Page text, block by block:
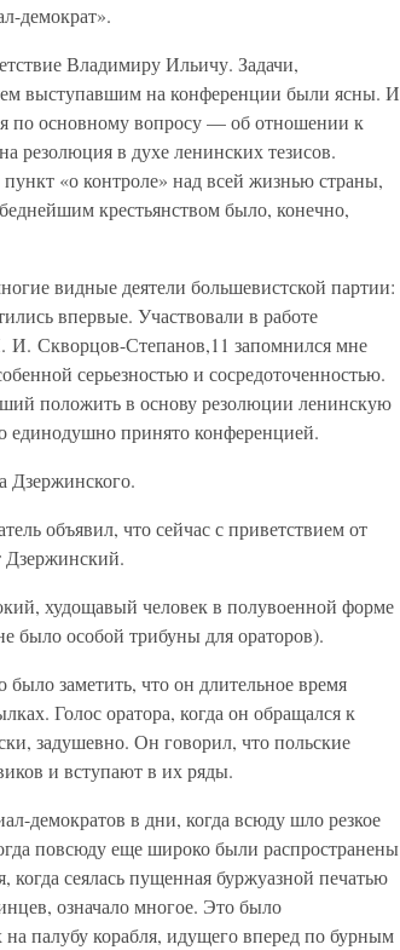
демократ».
Владимиру Ильичу. Задачи,
выступавшим на конференции были ясны. И
по основному вопросу — об отношении к
резолюция в духе ленинских тезисов.
«о контроле» над всей жизнью страны,
крестьянством было, конечно,
видные деятели большевистской партии:
впервые. Участвовали в работе
Скворцов-Степанов,11 запомнился мне
серьезностью и сосредоточенностью.
положить в основу резолюции ленинскую
единодушно принято конференцией.
Дзержинского.
объявил, что сейчас с приветствием от
Дзержинский.
худощавый человек в полувоенной форме
было особой трибуны для ораторов).
заметить, что он длительное время
Голос оратора, когда он обращался к
задушевно. Он говорил, что польские
и вступают в их ряды.
демократов в дни, когда всюду шло резкое
повсюду еще широко были распространены
когда сеялась пущенная буржуазной печатью
означало многое. Это было
палубу корабля, идущего вперед по бурным